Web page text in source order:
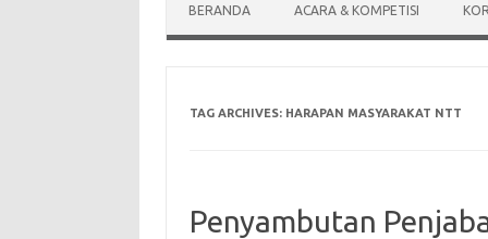
BERANDA ACARA & KOMPETISI
TAG ARCHIVES: HARAPAN MASYARAKAT NTT
Penyambutan